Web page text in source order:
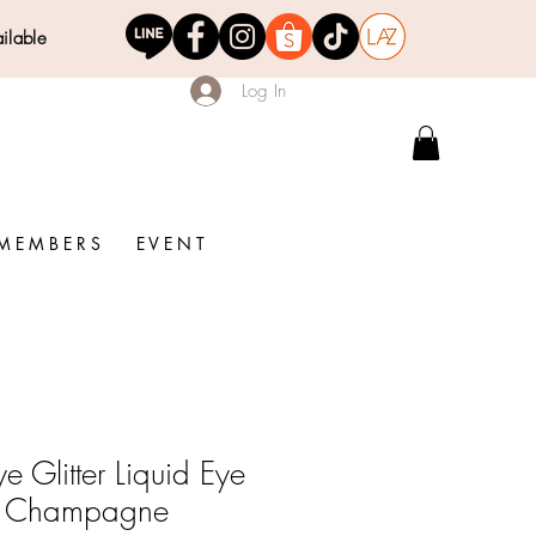
Log In
E M B E R S E V E N T
Glitter Liquid Eye